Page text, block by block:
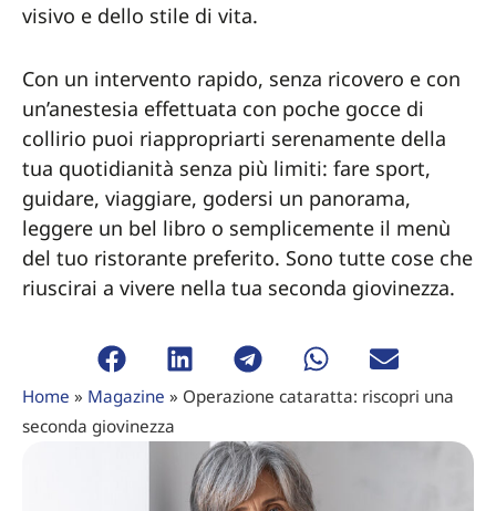
Home » Magazine » Operazione cataratta: riscopri una
seconda giovinezza
visivo e dello stile di vita.
Con un intervento rapido, senza ricovero e con
un’anestesia effettuata con poche gocce di
collirio puoi riappropriarti serenamente della
tua quotidianità senza più limiti: fare sport,
guidare, viaggiare, godersi un panorama,
leggere un bel libro o semplicemente il menù
del tuo ristorante preferito. Sono tutte cose che
riuscirai a vivere nella tua seconda giovinezza.